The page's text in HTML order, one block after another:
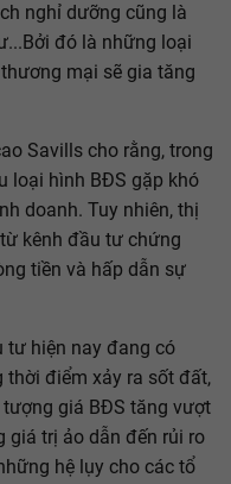
nghỉ dưỡng cũng là
đó là những loại
mại sẽ gia tăng
Savills cho rằng, trong
loại hình BĐS gặp khó
doanh. Tuy nhiên, thị
kênh đầu tư chứng
tiền và hấp dẫn sự
tư hiện nay đang có
thời điểm xảy ra sốt đất,
giá BĐS tăng vượt
giá trị ảo dẫn đến rủi ro
hệ lụy cho các tổ